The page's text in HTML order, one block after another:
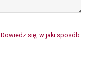
Dowiedz się, w jaki sposób